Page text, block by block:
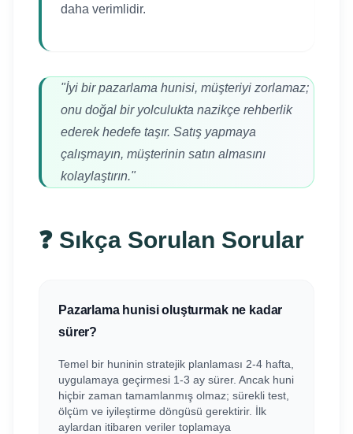
daha verimlidir.
"İyi bir pazarlama hunisi, müşteriyi zorlamaz;
onu doğal bir yolculukta nazikçe rehberlik
ederek hedefe taşır. Satış yapmaya
çalışmayın, müşterinin satın almasını
kolaylaştırın."
❓ Sıkça Sorulan Sorular
Pazarlama hunisi oluşturmak ne kadar
sürer?
Temel bir huninin stratejik planlaması 2-4 hafta,
uygulamaya geçirmesi 1-3 ay sürer. Ancak huni
hiçbir zaman tamamlanmış olmaz; sürekli test,
ölçüm ve iyileştirme döngüsü gerektirir. İlk
aylardan itibaren veriler toplamaya